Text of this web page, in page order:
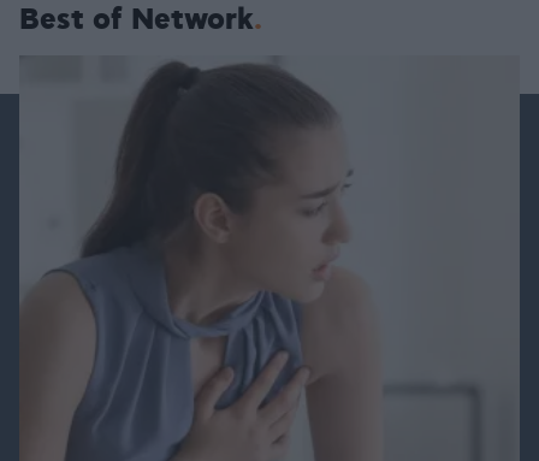
Best of Network